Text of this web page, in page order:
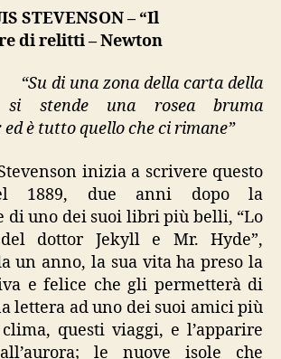
saccheggiatore
relitti”
STEVENSON – “Il
di relitti – Newton
“Su di una zona della carta della
stende una rosea bruma
è tutto quello che ci rimane”
inizia a scrivere questo
1889, due anni dopo la
di uno dei suoi libri più belli, “Lo
dottor Jekyll e Mr. Hyde”,
un anno, la sua vita ha preso la
e felice che gli permetterà di
lettera ad uno dei suoi amici più
clima, questi viaggi, e l’apparire
le nuove isole che